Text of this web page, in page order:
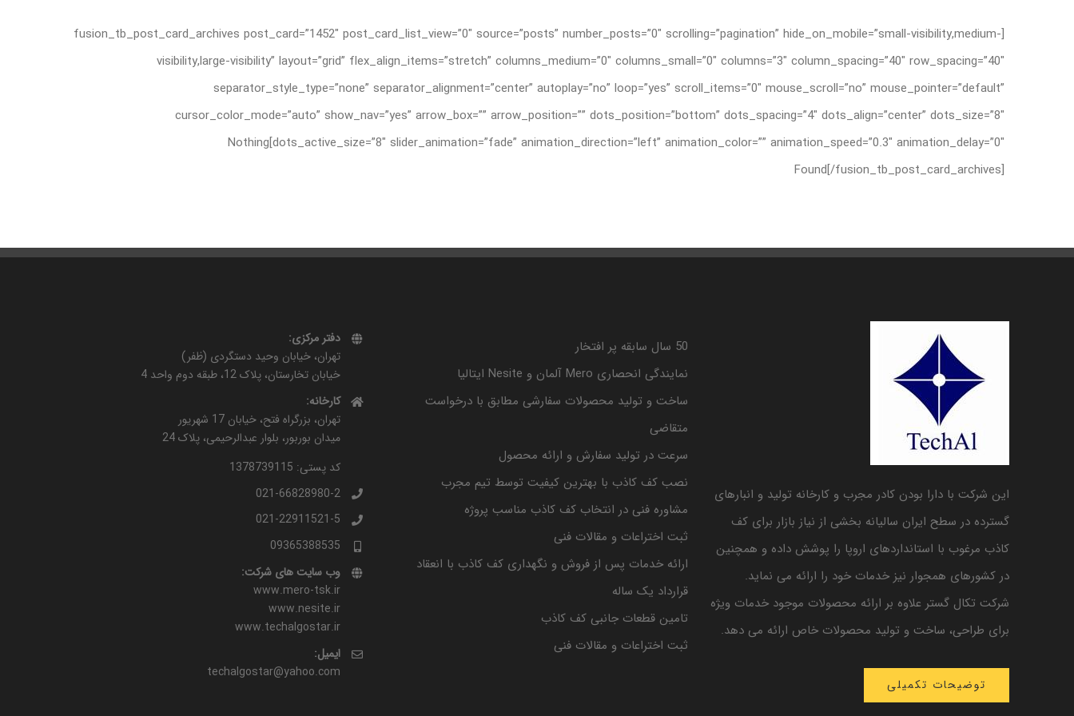
[fusion_tb_post_card_archives post_card=”1452″ post_card_list_view=”0″ source=”posts” number_posts=”0″ scrolling=”pagination” hide_on_mobile=”small-visibility,medium-
visibility,large-visibility” layout=”grid” flex_align_items=”stretch” columns_medium=”0″ columns_small=”0″ columns=”3″ column_spacing=”40″ row_spacing=”40″
separator_style_type=”none” separator_alignment=”center” autoplay=”no” loop=”yes” scroll_items=”0″ mouse_scroll=”no” mouse_pointer=”default”
cursor_color_mode=”auto” show_nav=”yes” arrow_box=”” arrow_position=”” dots_position=”bottom” dots_spacing=”4″ dots_align=”center” dots_size=”8″
dots_active_size=”8″ slider_animation=”fade” animation_direction=”left” animation_color=”” animation_speed=”0.3″ animation_delay=”0″]Nothing
Found[/fusion_tb_post_card_archives]
این شرکت با دارا بودن کادر مجرب و کارخانه تولید و انبارهای
گسترده در سطح ایران سالیانه بخشی از نیاز بازار برای کف
کاذب مرغوب با استانداردهای اروپا را پوشش داده و همچنین
در کشورهای همجوار نیز خدمات خود را ارائه می نماید.
شرکت تکال گستر علاوه بر ارائه محصولات موجود خدمات ویژه
برای طراحی، ساخت و تولید محصولات خاص ارائه می دهد.
توضیحات تکمیلی
50 سال سابقه پر افتخار
نمایندگی انحصاری Mero آلمان و Nesite ایتالیا
ساخت و تولید محصولات سفارشی مطابق با درخواست
متقاضی
سرعت در تولید سفارش و ارائه محصول
نصب کف کاذب با بهترین کیفیت توسط تیم مجرب
مشاوره فنی در انتخاب کف کاذب مناسب پروژه
ثبت اختراعات و مقالات فنی
ارائه خدمات پس از فروش و نگهداری کف کاذب با انعقاد
قرارداد یک ساله
تامین قطعات جانبی کف کاذب
ثبت اختراعات و مقالات فنی
دفتر مرکزی:
تهران، خیابان وحید دستگردی (ظفر)
خیابان تخارستان، پلاک 12، طبقه دوم واحد 4
کارخانه:
تهران، بزرگراه فتح، خیابان 17 شهریور
میدان بوربور، بلوار عبدالرحیمی، پلاک 24
کد پستی: 1378739115
021-66828980-2
021-22911521-5
09365388535
وب سایت های شرکت:
www.mero-tsk.ir
www.nesite.ir
www.techalgostar.ir
ایمیل:
techalgostar@yahoo.com